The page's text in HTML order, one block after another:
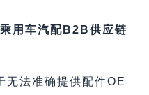
用车汽配B2B供应链
无法准确提供配件OE